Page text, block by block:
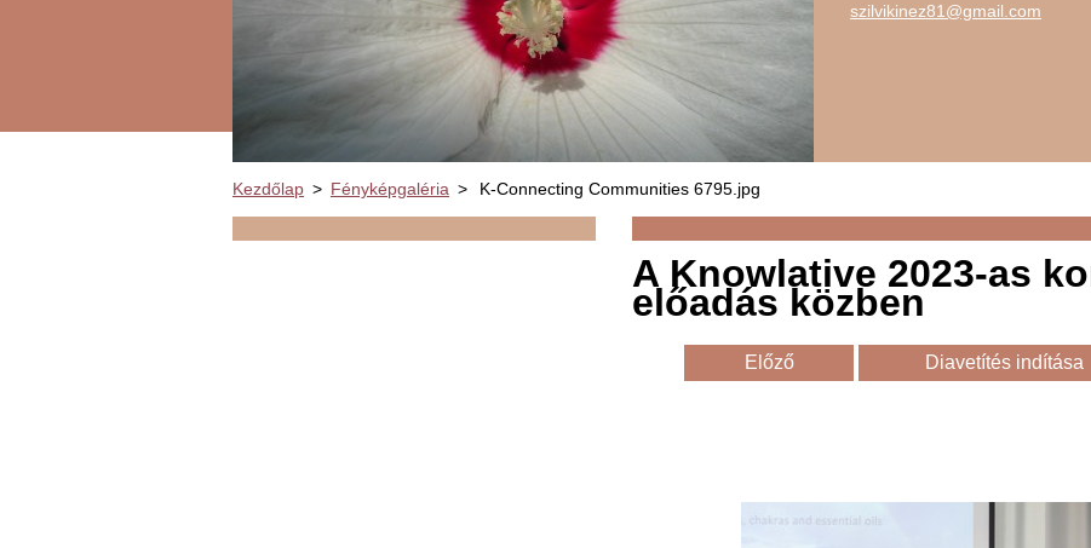
szilvikinez81@gmail.com
Kezdőlap > Fényképgaléria > K-Connecting Communities 6795.jpg
A Knowlative 2023-as
előadás közben
Előző Diavetítés indítása